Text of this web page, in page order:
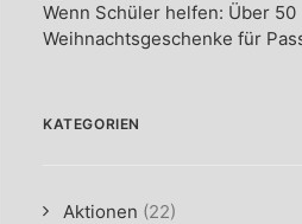
Wenn Schüler helfen: Über 50
Weihnachtsgeschenke für
KATEGORIEN
Aktionen (22)